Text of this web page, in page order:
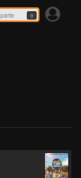
Ir